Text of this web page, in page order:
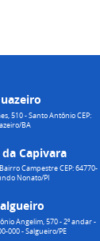
510 - Santo Antônio CEP:
BA
Capivara
Campestre CEP: 64770-
Nonato/PI
Angelim, 570 - 2º andar -
000 - Salgueiro/PE